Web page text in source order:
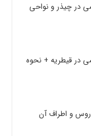
در چیذر و نواحی
در قیطریه + نحوه
و اطراف آن